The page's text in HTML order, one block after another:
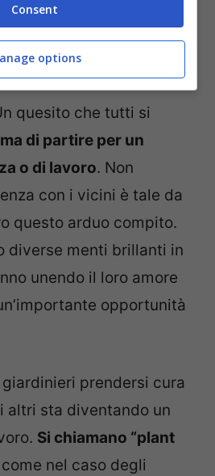
curare le piante quando sei fuori
quesito che tutti si
di partire per un
o di lavoro. Non
con i vicini è tale da
questo arduo compito.
diverse menti brillanti in
unendo il loro amore
opportunità
prendersi cura
altri sta diventando un
Si chiamano “plant
nel caso degli
Consent
options